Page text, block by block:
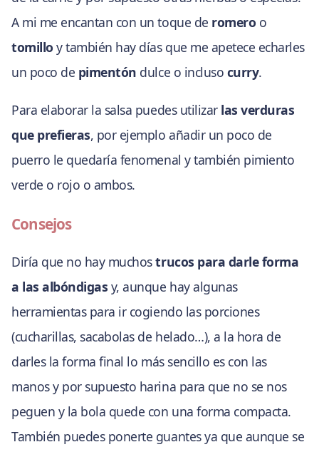
A mi me encantan con un toque de romero o
tomillo y también hay días que me apetece echarles
un poco de pimentón dulce o incluso curry.
Para elaborar la salsa puedes utilizar las verduras
que prefieras, por ejemplo añadir un poco de
puerro le quedaría fenomenal y también pimiento
verde o rojo o ambos.
Consejos
Diría que no hay muchostrucos para darle forma
a las albóndigas y, aunque hay algunas
herramientas para ir cogiendo las porciones
(cucharillas, sacabolas de helado…), a la hora de
darles la forma final lo más sencillo es con las
manos y por supuesto harina para que no se nos
peguen y la bola quede con una forma compacta.
También puedes ponerte guantes ya que aunque se